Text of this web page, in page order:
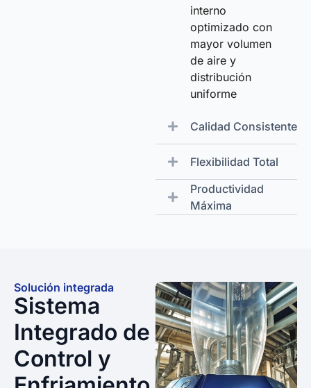
interno
optimizado con
mayor volumen
de aire y
distribución
uniforme
Calidad Consistente
Flexibilidad Total
Productividad
Máxima
Solución integrada
Sistema
Integrado de
Control y